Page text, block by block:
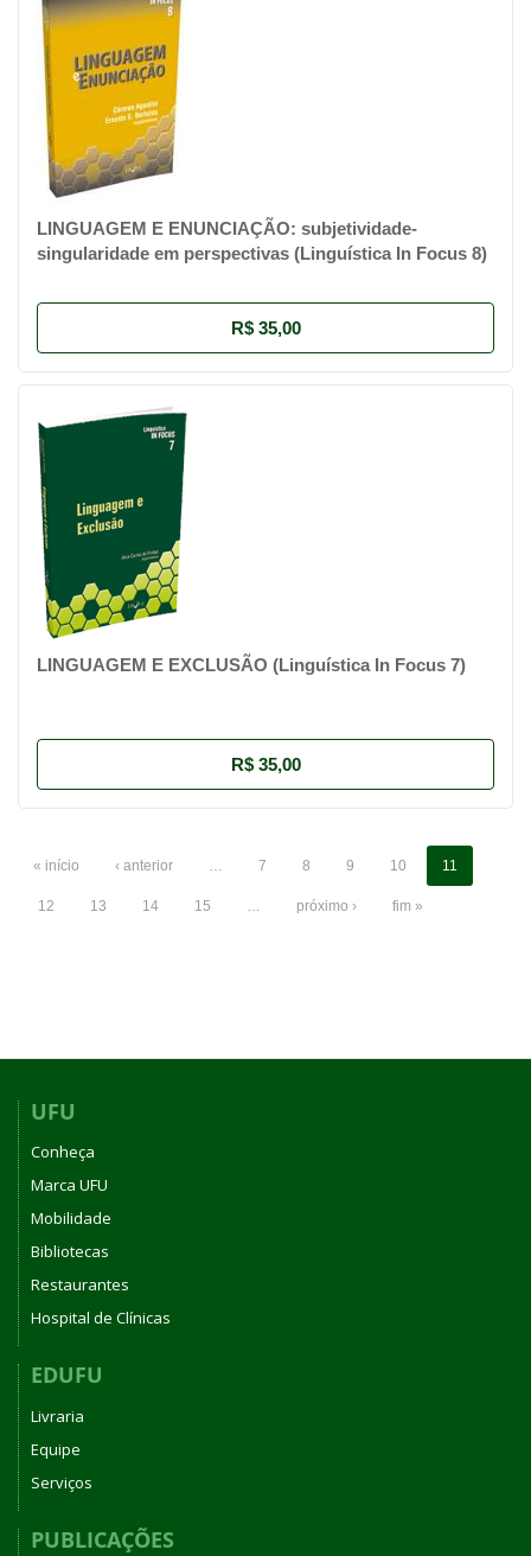
LINGUAGEM E ENUNCIAÇÃO: subjetividade-
singularidade em perspectivas (Linguística In Focus 8)
R$ 35,00
LINGUAGEM E EXCLUSÃO (Linguística In Focus 7)
R$ 35,00
« início ‹ anterior 7 8 9 10 11
12 13 14 15 próximo › fim »
UFU
Conheça
Marca UFU
Mobilidade
Bibliotecas
Restaurantes
Hospital de Clínicas
EDUFU
Livraria
Equipe
Serviços
PUBLICAÇÕES